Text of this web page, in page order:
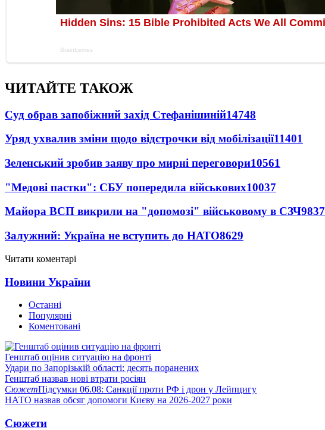
ЧИТАЙТЕ ТАКОЖ
Суд обрав запобіжний захід Стефанішиній14748
Уряд ухвалив зміни щодо відстрочки від мобілізації11401
Зеленський зробив заяву про мирні переговори10561
"Медові пастки": СБУ попередила військових10037
Майора ВСП викрили на "допомозі" військовому в СЗЧ9837
Залужний: Україна не вступить до НАТО8629
Читати коментарі
Новини України
Останні
Популярні
Коментовані
Генштаб оцінив ситуацію на фронті
Удари по Запорізькій області: десять поранених
Генштаб назвав нові втрати росіян
СюжетПідсумки 06.08: Санкції проти РФ і дрон у Лейпцигу
НАТО назвав обсяг допомоги Києву на 2026-2027 роки
Сюжети